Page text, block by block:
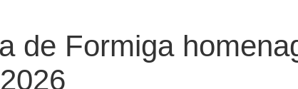
de Formiga